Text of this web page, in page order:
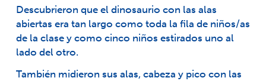
Descubrieron que el dinosaurio con las alas
abiertas era tan largo como toda la fila de niños/as
de la clase y como cinco niños estirados uno al
lado del otro.
También midieron sus alas, cabeza y pico con las